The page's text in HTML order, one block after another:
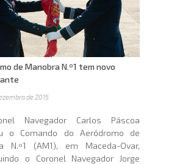
de Manobra N.º1 tem novo
de 2015
Navegador Carlos Páscoa
o Comando do Aeródromo de
N.º1 (AM1), em Maceda-Ovar,
o Coronel Navegador Jorge